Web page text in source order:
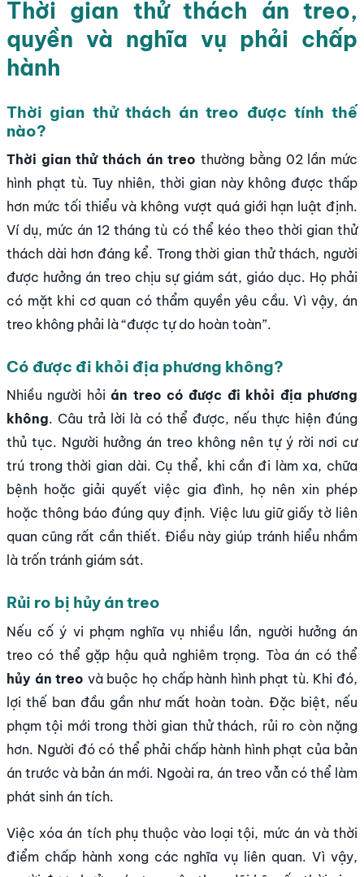
Thời gian thử thách án treo,
quyền và nghĩa vụ phải chấp
hành
Thời gian thử thách án treo được tính thế
nào?
Thời gian thử thách án treo thường bằng 02 lần mức
hình phạt tù. Tuy nhiên, thời gian này không được thấp
hơn mức tối thiểu và không vượt quá giới hạn luật định.
Ví dụ, mức án 12 tháng tù có thể kéo theo thời gian thử
thách dài hơn đáng kể. Trong thời gian thử thách, người
được hưởng án treo chịu sự giám sát, giáo dục. Họ phải
có mặt khi cơ quan có thẩm quyền yêu cầu. Vì vậy, án
treo không phải là “được tự do hoàn toàn”.
Có được đi khỏi địa phương không?
Nhiều người hỏián treo có được đi khỏi địa phương
không. Câu trả lời là có thể được, nếu thực hiện đúng
thủ tục. Người hưởng án treo không nên tự ý rời nơi cư
trú trong thời gian dài. Cụ thể, khi cần đi làm xa, chữa
bệnh hoặc giải quyết việc gia đình, họ nên xin phép
hoặc thông báo đúng quy định. Việc lưu giữ giấy tờ liên
quan cũng rất cần thiết. Điều này giúp tránh hiểu nhầm
là trốn tránh giám sát.
Rủi ro bị hủy án treo
Nếu cố ý vi phạm nghĩa vụ nhiều lần, người hưởng án
treo có thể gặp hậu quả nghiêm trọng. Tòa án có thể
hủy án treo và buộc họ chấp hành hình phạt tù. Khi đó,
lợi thế ban đầu gần như mất hoàn toàn. Đặc biệt, nếu
phạm tội mới trong thời gian thử thách, rủi ro còn nặng
hơn. Người đó có thể phải chấp hành hình phạt của bản
án trước và bản án mới. Ngoài ra, án treo vẫn có thể làm
phát sinh án tích.
Việc xóa án tích phụ thuộc vào loại tội, mức án và thời
điểm chấp hành xong các nghĩa vụ liên quan. Vì vậy,